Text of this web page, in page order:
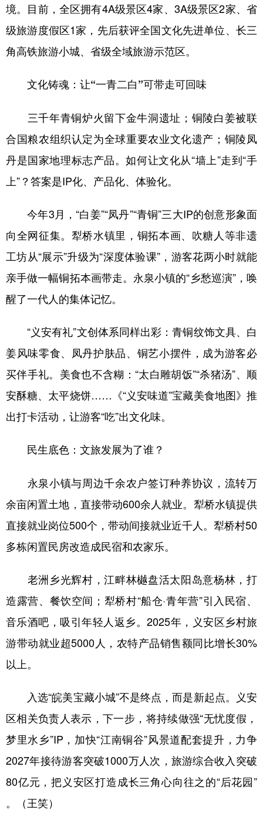
境。目前，全区拥有4A级景区4家、3A级景区2家、省
级旅游度假区1家，先后获评全国文化先进单位、长三
角高铁旅游小城、省级全域旅游示范区。
文化铸魂：让“一青二白”可带走可回味
三千年青铜炉火留下金牛洞遗址；铜陵白姜被联
合国粮农组织认定为全球重要农业文化遗产；铜陵凤
丹是国家地理标志产品。如何让文化从“墙上”走到“手
上”？答案是IP化、产品化、体验化。
今年3月，“白姜”“凤丹”“青铜”三大IP的创意形象面
向全网征集。犁桥水镇里，铜拓本画、吹糖人等非遗
工坊从“展示”升级为“深度体验课”，游客花两小时就能
亲手做一幅铜拓本画带走。永泉小镇的“乡愁巡演”，唤
醒了一代人的集体记忆。
“义安有礼”文创体系同样出彩：青铜纹饰文具、白
姜风味零食、凤丹护肤品、铜艺小摆件，成为游客必
买伴手礼。美食也不含糊：“太白雕胡饭”“杀猪汤”、顺
安酥糖、太平烧饼……《“义安味道”宝藏美食地图》推
出打卡活动，让游客“吃”出文化味。
民生底色：文旅发展为了谁？
永泉小镇与周边千余农户签订种养协议，流转万
余亩闲置土地，直接带动600余人就业。犁桥水镇提供
直接就业岗位500个，带动间接就业近千人。犁桥村50
多栋闲置民房改造成民宿和农家乐。
老洲乡光辉村，江畔林樾盘活太阳岛意杨林，打
造露营、餐饮空间；犁桥村“船仓·青年营”引入民宿、
音乐酒吧，吸引年轻人返乡。2025年，义安区乡村旅
游带动就业超5000人，农特产品销售额同比增长30%
以上。
入选“皖美宝藏小城”不是终点，而是新起点。义安
区相关负责人表示，下一步，将持续做强“无忧度假，
梦里水乡”IP，加快“江南铜谷”风景道配套提升，力争
2027年接待游客突破1000万人次，旅游综合收入突破
80亿元，把义安区打造成长三角心向往之的“后花园”
。（王笑）